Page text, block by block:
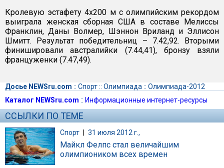
Кролевую эстафету 4х200 м с олимпийским рекордом
выиграла женская сборная США в составе Мелиссы
Франклин, Даны Волмер, Шэннон Вриланд и Эллисон
Шмитт. Результат победительниц – 7.42,92. Вторыми
финишировали австралийки (7.44,41), бронзу взяли
француженки (7.47,49).
Досье NEWSru.com :: Спорт:: Олимпиада :: Олимпиада-2012
Каталог NEWSru.com :: Информационные интернет-ресурсы
ССЫЛКИ ПО ТЕМЕ
Спорт | 31 июля 2012 г.,
Майкл Фелпс стал величайшим
олимпиоником всех времен